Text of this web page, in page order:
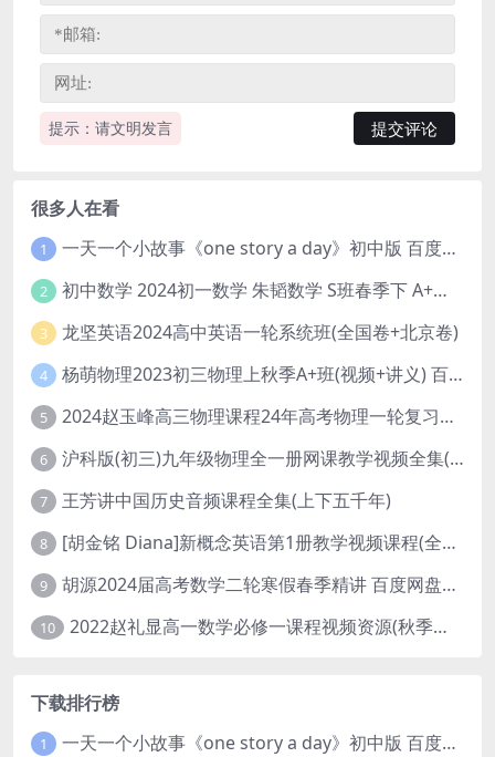
提示：请文明发言
很多人在看
1 一天一个小故事《one story a day》初中版 百度网盘分享下载
2 初中数学 2024初一数学 朱韬数学 S班春季下 A+班春季下 百度云网盘
3 龙坚英语2024高中英语一轮系统班(全国卷+北京卷)
4 杨萌物理2023初三物理上秋季A+班(视频+讲义) 百度网盘分享
5 2024赵玉峰高三物理课程24年高考物理一轮复习网课教程
6 沪科版(初三)九年级物理全一册网课教学视频全集(录播版 杜春雨 66讲)
7 王芳讲中国历史音频课程全集(上下五千年)
8 [胡金铭 Diana]新概念英语第1册教学视频课程(全集 百度网盘下载)
9 胡源2024届高考数学二轮寒假春季精讲 百度网盘分享
10 2022赵礼显高一数学必修一课程视频资源(秋季班 含讲义)百度网盘云
下载排行榜
1 一天一个小故事《one story a day》初中版 百度网盘分享下载